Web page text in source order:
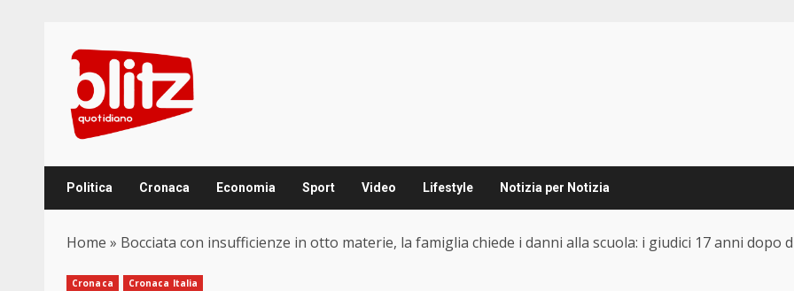
content
Politica Cronaca Economia Sport Video Lifestyle Notizia per Notizia
Home » Bocciata con insufficienze in otto materie, la famiglia chiede i danni alla scuola: i giudici 17 anni dopo
Cronaca Cronaca Italia